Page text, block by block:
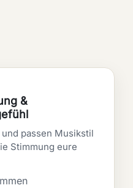
&
passen Musikstil
Stimmung eure